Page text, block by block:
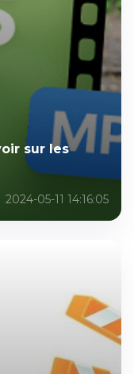
sur les
2024-05-11 14:16:05